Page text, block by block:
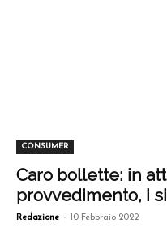
CONSUMER
Caro bollette: in
provvedimento, i
Redazione - 10 Febbraio 2022